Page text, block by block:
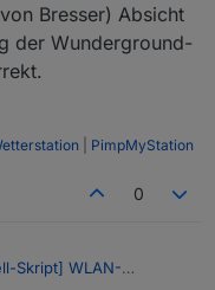
Bresser) Absicht
der Wunderground-
PimpMyStation
0
Skript] WLAN-